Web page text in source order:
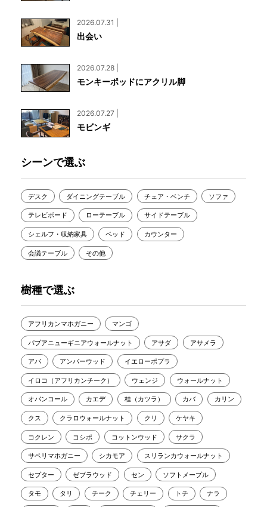
2026.07.31 |
出会い
2026.07.28 |
モンキーポッドにアクリル脚
2026.07.27 |
モビンギ
シーンで選ぶ
デスク ダイニングテーブル チェア・ベンチ ソファ
テレビボード ローテーブル サイドテーブル
シェルフ・収納家具 ベッド カウンター
会議テーブル その他
樹種で選ぶ
アフリカンマホガニー マンゴ
パプアニューギニアウォールナット アサダ アサメラ
アパ アンバーウッド イエローポプラ
イロコ（アフリカンチーク） ウェンジ ウォールナット
オバンコール カエデ 桂（カツラ） カバ カリン
クス クラロウォールナット クリ ケヤキ
コクレン コシポ コットンウッド サクラ
サペリマホガニー シカモア スリランカウォールナット
セプター ゼブラウッド セン ソフトメープル
タモ タリ チーク チェリー トチ ナラ